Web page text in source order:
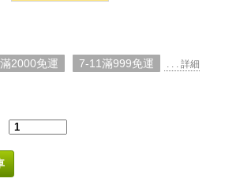
2000免運 7-11滿999免運
. . . 詳細